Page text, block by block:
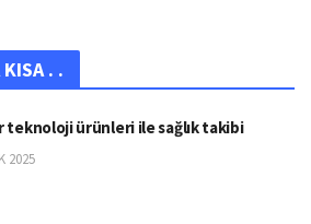
. .
teknoloji ürünleri ile sağlık takibi
2025